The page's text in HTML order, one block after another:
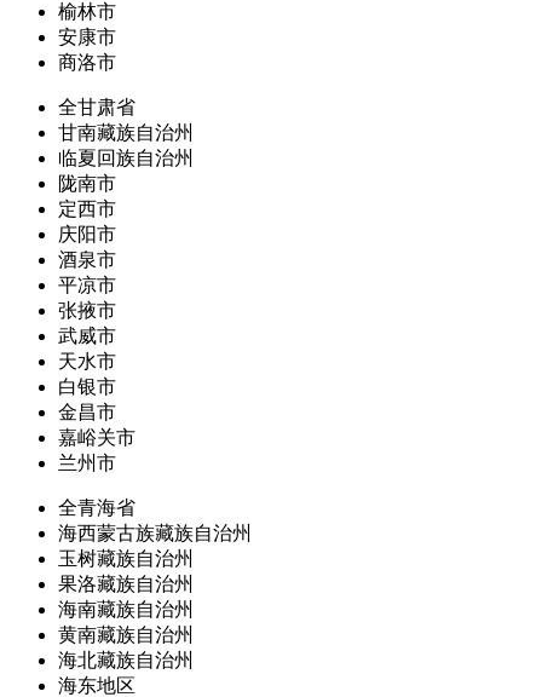
榆林市
安康市
商洛市
全甘肃省
甘南藏族自治州
临夏回族自治州
陇南市
定西市
庆阳市
酒泉市
平凉市
张掖市
武威市
天水市
白银市
金昌市
嘉峪关市
兰州市
全青海省
海西蒙古族藏族自治州
玉树藏族自治州
果洛藏族自治州
海南藏族自治州
黄南藏族自治州
海北藏族自治州
海东地区